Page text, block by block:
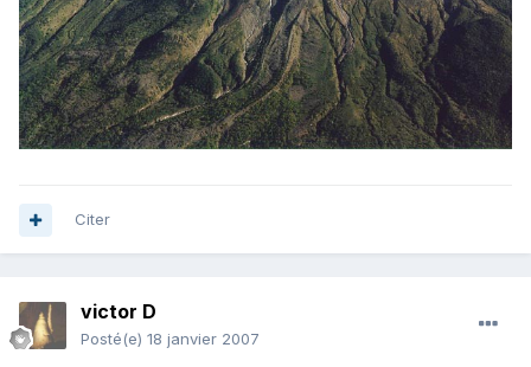
Citer
victor D
Posté(e) 18 janvier 2007